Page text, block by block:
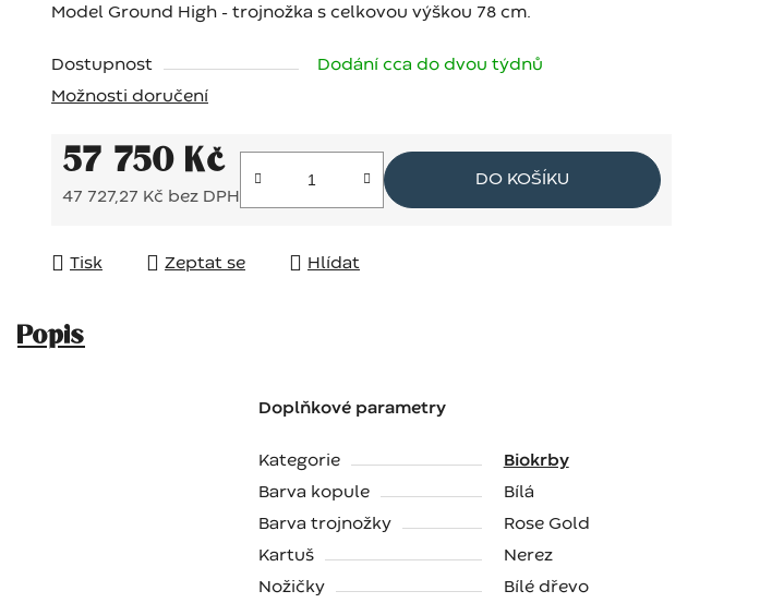
Model Ground High - trojnožka s celkovou výškou 78 cm.
Dostupnost Dodání cca do dvou týdnů
Možnosti doručení
57 750 Kč
47 727,27 Kč bez DPH
DO KOŠÍKU
Tisk Zeptat se Hlídat
Popis
Doplňkové parametry
Kategorie Biokrby
Barva kopule Bílá
Barva trojnožky Rose Gold
Kartuš Nerez
Nožičky Bílé dřevo